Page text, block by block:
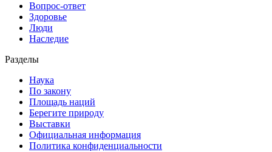
Вопрос-ответ
Здоровье
Люди
Наследие
Разделы
Наука
По закону
Площадь наций
Берегите природу
Выставки
Официальная информация
Политика конфиденциальности